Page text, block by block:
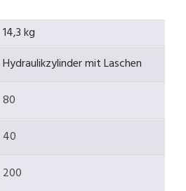
14,3 kg
Hydraulikzylinder mit Laschen
80
40
200